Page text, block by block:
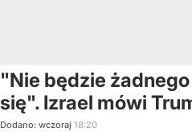
"Nie będzie
się". Izrael mówi
Dodano: wczoraj 18:20